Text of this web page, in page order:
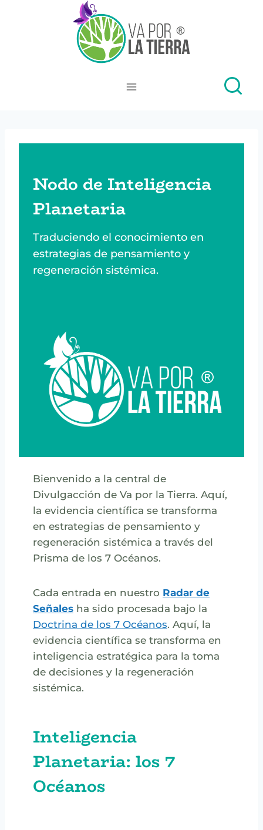
Nodo de Inteligencia
Planetaria
Traduciendo el conocimiento en
estrategias de pensamiento y
regeneración sistémica.
Bienvenido a la central de
Divulgacción de Va por la Tierra. Aquí,
la evidencia científica se transforma
en estrategias de pensamiento y
regeneración sistémica a través del
Prisma de los 7 Océanos.
Cada entrada en nuestro Radar de
Señales ha sido procesada bajo la
Doctrina de los 7 Océanos. Aquí, la
evidencia científica se transforma en
inteligencia estratégica para la toma
de decisiones y la regeneración
sistémica.
Inteligencia
Planetaria: los 7
Océanos